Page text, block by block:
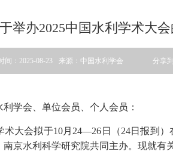
举办2025中国水利学术大
间：2025-08-23 来源：中国水利学会 分享
学会、单位会员、个人会员：
术大会拟于10月24—26日（24日报到
南京水利科学研究院共同主办。现就有